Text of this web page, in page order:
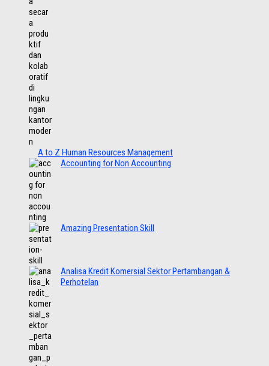
A to Z Human Resources Management
Accounting for Non Accounting
Amazing Presentation Skill
Analisa Kredit Komersial Sektor Pertambangan &
Perhotelan